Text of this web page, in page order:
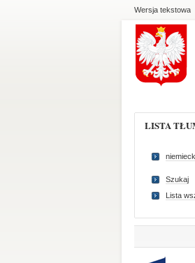
Wersja tekstowa
LISTA
Szukaj
Lista